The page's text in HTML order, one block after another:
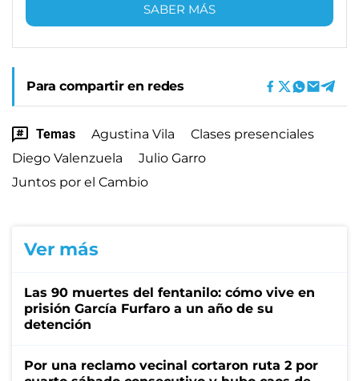
SABER MÁS
Para compartir en redes
Temas Agustina Vila
Clases presenciales
Diego Valenzuela
Julio Garro
Juntos por el Cambio
Ver más
Las 90 muertes del fentanilo: cómo vive en
prisión García Furfaro a un año de su
detención
Por una reclamo vecinal cortaron ruta 2 por